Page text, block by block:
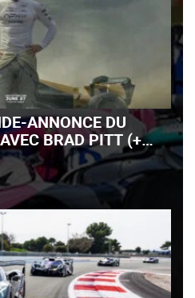
ANNONCE DU
BRAD PITT (+